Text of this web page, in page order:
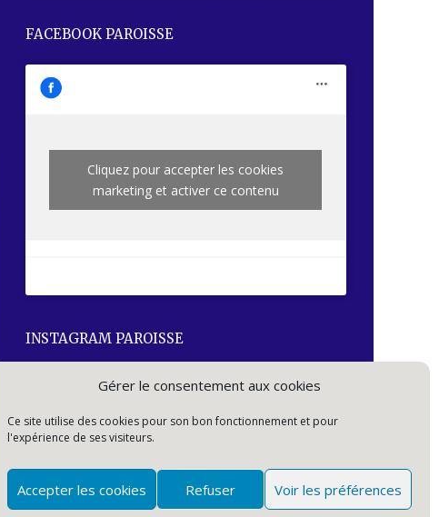
Gérer le consentement aux cookies
Ce site utilise des cookies pour son bon fonctionnement et pour
l'expérience de ses visiteurs.
Accepter les cookies Refuser Voir les préférences
FACEBOOK PAROISSE
Cliquez pour accepter les cookies
marketing et activer ce contenu
INSTAGRAM PAROISSE